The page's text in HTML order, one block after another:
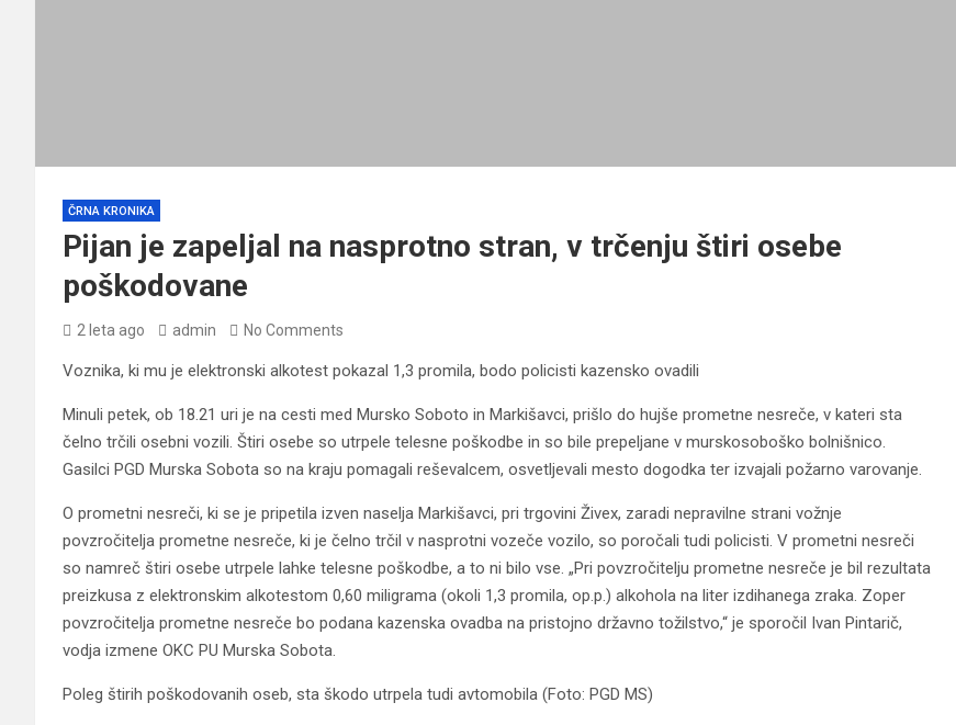
ČRNA KRONIKA
Pijan je zapeljal na nasprotno stran, v trčenju štiri osebe
poškodovane
2 leta ago admin No Comments
Voznika, ki mu je elektronski alkotest pokazal 1,3 promila, bodo policisti kazensko ovadili
Minuli petek, ob 18.21 uri je na cesti med Mursko Soboto in Markišavci, prišlo do hujše prometne nesreče, v kateri sta
čelno trčili osebni vozili. Štiri osebe so utrpele telesne poškodbe in so bile prepeljane v murskosoboško bolnišnico.
Gasilci PGD Murska Sobota so na kraju pomagali reševalcem, osvetljevali mesto dogodka ter izvajali požarno varovanje.
O prometni nesreči, ki se je pripetila izven naselja Markišavci, pri trgovini Živex, zaradi nepravilne strani vožnje
povzročitelja prometne nesreče, ki je čelno trčil v nasprotni vozeče vozilo, so poročali tudi policisti. V prometni nesreči
so namreč štiri osebe utrpele lahke telesne poškodbe, a to ni bilo vse. „Pri povzročitelju prometne nesreče je bil rezultata
preizkusa z elektronskim alkotestom 0,60 miligrama (okoli 1,3 promila, op.p.) alkohola na liter izdihanega zraka. Zoper
povzročitelja prometne nesreče bo podana kazenska ovadba na pristojno državno tožilstvo,“ je sporočil Ivan Pintarič,
vodja izmene OKC PU Murska Sobota.
Poleg štirih poškodovanih oseb, sta škodo utrpela tudi avtomobila (Foto: PGD MS)